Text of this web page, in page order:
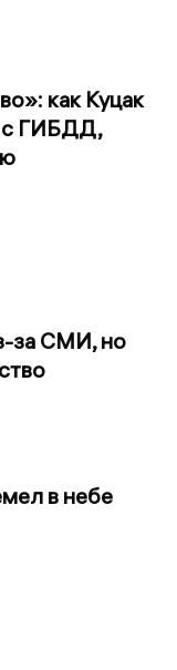
как Куцак
с ГИБДД,
за СМИ, но
в небе